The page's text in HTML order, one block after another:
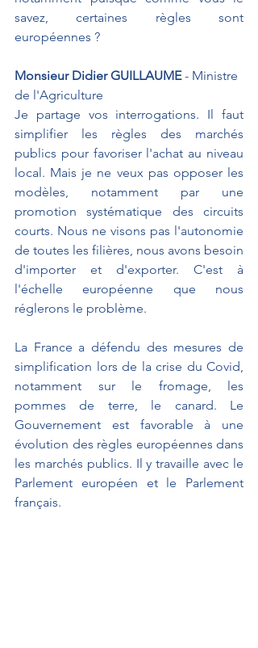
savez, certaines règles sont
européennes ?
Monsieur Didier GUILLAUME - Ministre
de l'Agriculture
Je partage vos interrogations. Il faut
simplifier les règles des marchés
publics pour favoriser l'achat au niveau
local. Mais je ne veux pas opposer les
modèles, notamment par une
promotion systématique des circuits
courts. Nous ne visons pas l'autonomie
de toutes les filières, nous avons besoin
d'importer et d'exporter. C'est à
l'échelle européenne que nous
réglerons le problème.
La France a défendu des mesures de
simplification lors de la crise du Covid,
notamment sur le fromage, les
pommes de terre, le canard. Le
Gouvernement est favorable à une
évolution des règles européennes dans
les marchés publics. Il y travaille avec le
Parlement européen et le Parlement
français.